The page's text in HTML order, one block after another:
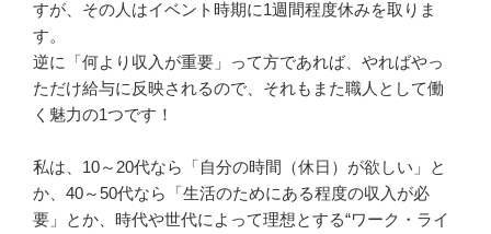
すが、その人はイベント時期に1週間程度休みを取りま
す。
逆に「何より収入が重要」って方であれば、やればやっ
ただけ給与に反映されるので、それもまた職人として働
く魅力の1つです！
私は、10～20代なら「自分の時間（休日）が欲しい」と
か、40～50代なら「生活のためにある程度の収入が必
要」とか、時代や世代によって理想とする“ワーク・ライ